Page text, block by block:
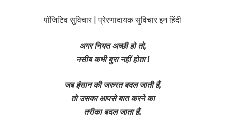
पॉजिटिव सुविचार | प्रेरणादायक सुविचार इन हिंदी
अगर नियत अच्छी हो तो,
नसीब कभी बुरा नहीं होता !
जब इंसान की जरुरत बदल जाती हैं,
तो उसका आपसे बात करने का
तरीका बदल जाता हैं.